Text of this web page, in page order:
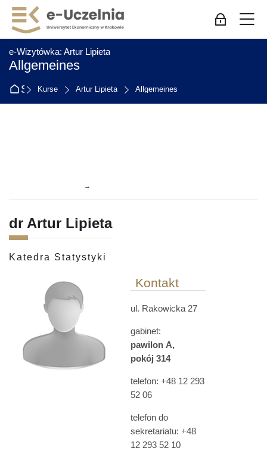
Skip to navigation
Skip to login form
Zum Hauptinhalt
Skip to accessibility options
Skip to footer
Skip accessibility options
Log-in für
e-Wizytówka: Artur Lipieta
Allgemeines
Startseite
Kurse Artur Lipieta Allgemeines
→
dr Artur Lipieta
Katedra Statystyki
Kontakt
ul. Rakowicka 27
gabinet:
pawilon A,
pokój314
telefon: +48 12 293
52 06
telefon do
sekretariatu:+48
12 293 52 10